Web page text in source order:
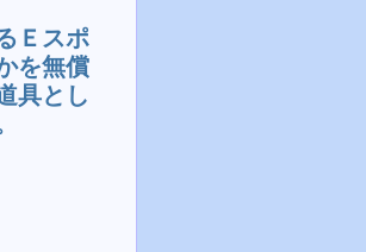
Ｅスポ
を無償
具とし